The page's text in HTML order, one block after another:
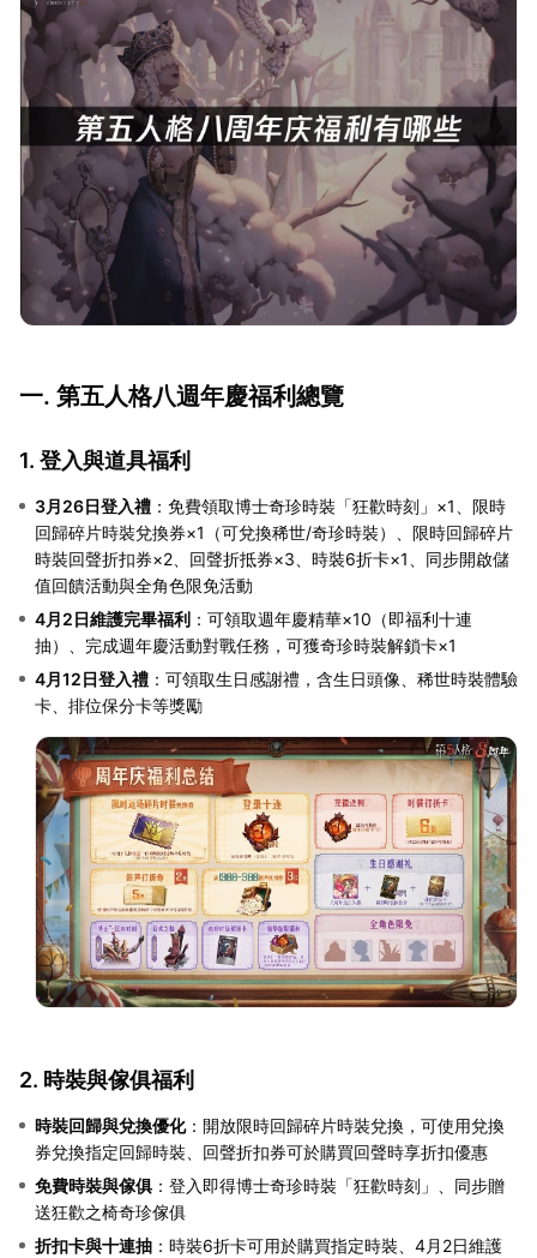
一. 第五人格八週年慶福利總覽
1. 登入與道具福利
3月26日登入禮 ：免費領取博士奇珍時裝「狂歡時刻」×1、限時
回歸碎片時裝兌換券×1（可兌換稀世/奇珍時裝）、限時回歸碎片
時裝回聲折扣券×2、回聲折抵券×3、時裝6折卡×1、同步開啟儲
值回饋活動與全角色限免活動
4月2日維護完畢福利 ：可領取週年慶精華×10（即福利十連
抽）、完成週年慶活動對戰任務，可獲奇珍時裝解鎖卡×1
4月12日登入禮 ：可領取生日感謝禮，含生日頭像、稀世時裝體驗
卡、排位保分卡等獎勵
2. 時裝與傢俱福利
時裝回歸與兌換優化：開放限時回歸碎片時裝兌換，可使用兌換
券兌換指定回歸時裝、回聲折扣券可於購買回聲時享折扣優惠
免費時裝與傢俱 ：登入即得博士奇珍時裝「狂歡時刻」、同步贈
送狂歡之椅奇珍傢俱
折扣卡與十連抽 ：時裝6折卡可用於購買指定時裝、4月2日維護